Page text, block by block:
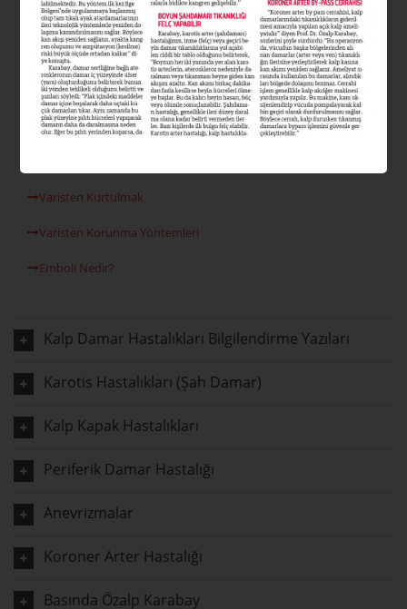
Varis Nedir?
Varis Tipleri Nelerdir?
Varis Nedenleri
Venöz Reflü
Varisten Kurtulmak
Varisten Korunma Yöntemleri
Emboli Nedir?
Kalp Damar Hastalıkları Bilgilendirme Yazıları
Karotis Hastalıkları (Şah Damar)
Kalp Kapak Hastalıkları
Periferik Damar Hastalığı
Anevrizmalar
Koroner Arter Hastalığı
Basında Özalp Karabay